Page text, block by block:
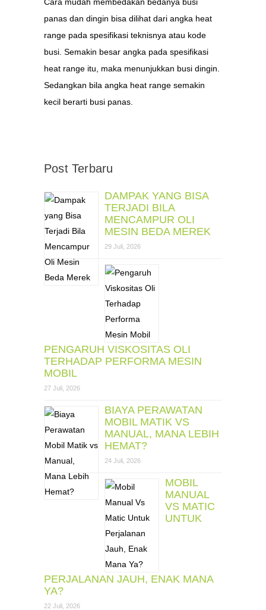
panas dan dingin bisa dilihat dari angka heat
range pada spesifikasi teknisnya atau kode
busi. Semakin besar angka pada spesifikasi
heat range itu, maka menunjukkan busi dingin.
Sedangkan bila angka heat range semakin
kecil berarti busi panas.
Post Terbaru
DAMPAK YANG BISA
TERJADI BILA
MENCAMPUR OLI
MESIN BEDA MEREK
29 Juli, 2026
PENGARUH VISKOSITAS OLI
TERHADAP PERFORMA MESIN
MOBIL
27 Juli, 2026
BIAYA PERAWATAN
MOBIL MATIK VS
MANUAL, MANA LEBIH
HEMAT?
24 Juli, 2026
MOBIL
MANUAL
VS MATIC
UNTUK
PERJALANAN JAUH, ENAK MANA
YA?
22 Juli, 2026